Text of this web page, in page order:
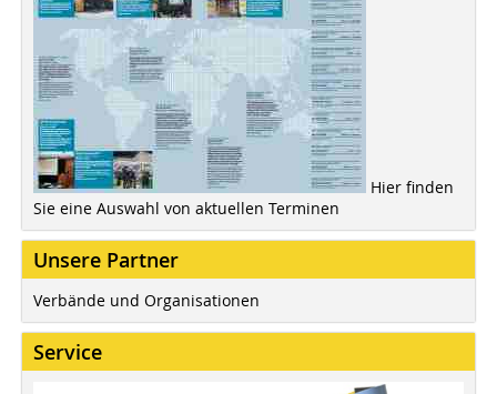
Hier finden
Sie eine Auswahl von aktuellen Terminen
Unsere Partner
Verbände und Organisationen
Service